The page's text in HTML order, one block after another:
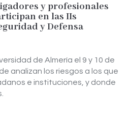
y profesionales
en las IIs
y Defensa
de Almería el 9 y 10 de
analizan los riesgos a los que
e instituciones, y donde